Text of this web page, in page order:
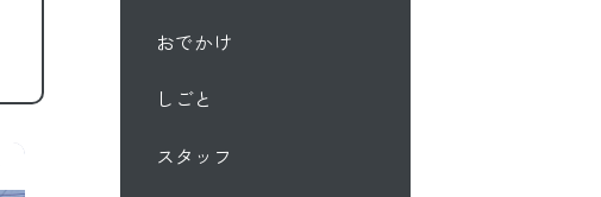
おでかけ
しごと
スタッフ